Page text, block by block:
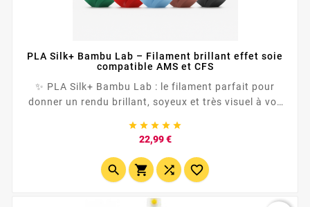
PLA Silk+ Bambu Lab – Filament brillant effet soie
compatible AMS et CFS
✨ PLA Silk+ Bambu Lab : le filament parfait pour
donner un rendu brillant, soyeux et très visuel à vos
    
22,99 €Prix
   